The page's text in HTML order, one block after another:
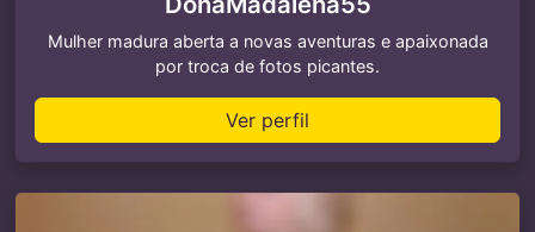
Mulher madura aberta a novas aventuras e apaixonada
por troca de fotos picantes.
Ver perfil